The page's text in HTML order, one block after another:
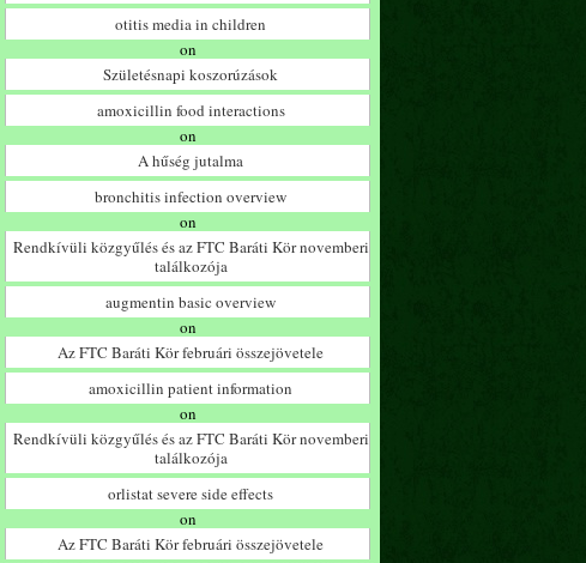
otitis media in children
on
Születésnapi koszorúzások
amoxicillin food interactions
on
A hűség jutalma
bronchitis infection overview
on
Rendkívüli közgyűlés és az FTC Baráti Kör novemberi
találkozója
augmentin basic overview
on
Az FTC Baráti Kör februári összejövetele
amoxicillin patient information
on
Rendkívüli közgyűlés és az FTC Baráti Kör novemberi
találkozója
orlistat severe side effects
on
Az FTC Baráti Kör februári összejövetele